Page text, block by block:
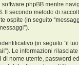
phpBB mentre
Il secondo metodo di
ospite (in seguito
(in seguito “il
Le informazioni
nome utente, password